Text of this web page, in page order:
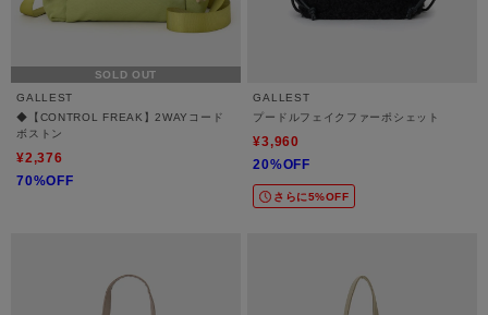
SOLD OUT
GALLEST
◆【CONTROL FREAK】2WAYコード
ボストン
¥2,376
70%OFF
GALLEST
プードルフェイクファーポシェット
¥3,960
20%OFF
さらに5%OFF